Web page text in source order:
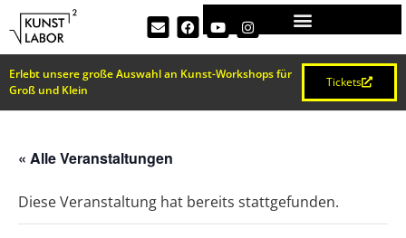
Erlebt unsere große Auswahl an Kunst-Workshops für
Groß und Klein
Tickets
« Alle Veranstaltungen
Diese Veranstaltung hat bereits stattgefunden.